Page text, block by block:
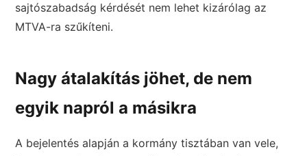
sajtószabadság kérdését nem lehet kizárólag az
MTVA-ra szűkíteni.
Nagy átalakítás jöhet, de nem
egyik napról a másikra
A bejelentés alapján a kormány tisztában van vele,